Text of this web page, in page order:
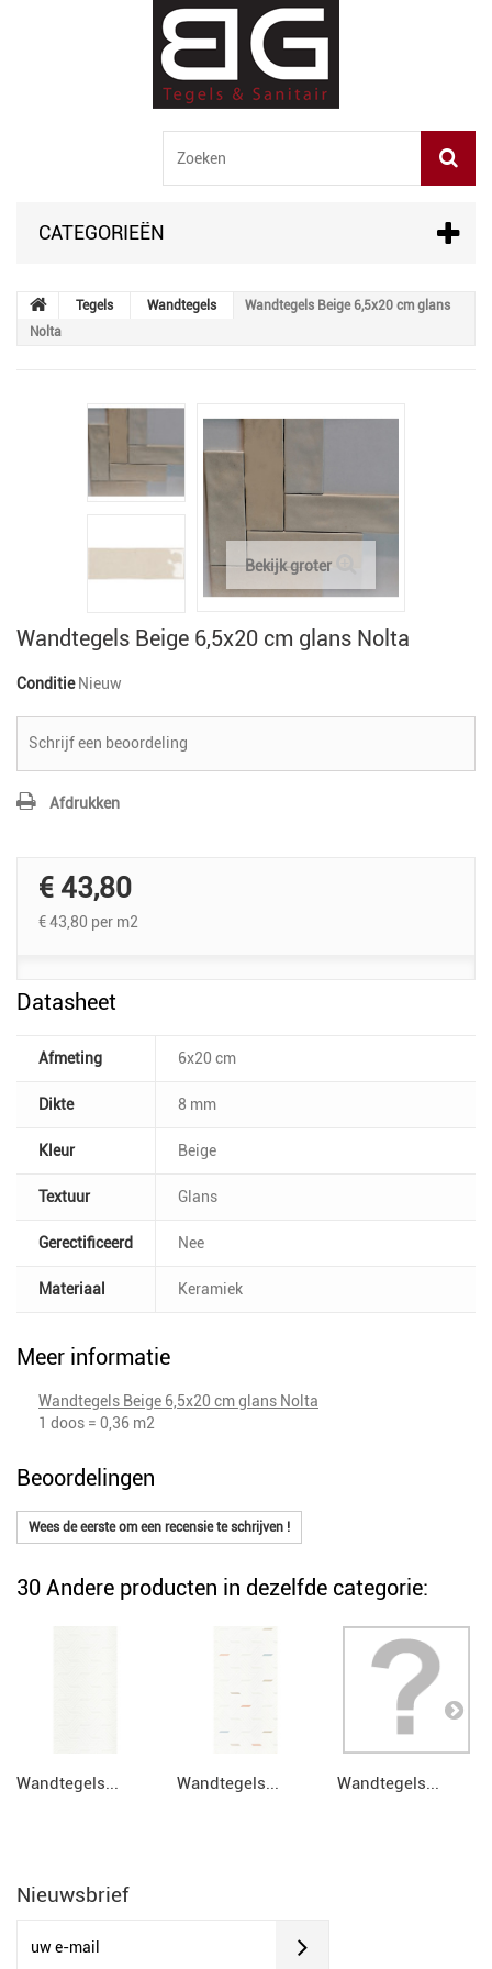
CATEGORIEËN
Tegels Wandtegels
Wandtegels Beige 6,5x20 cm glans
Nolta
Bekijk groter
Wandtegels Beige 6,5x20 cm glans Nolta
Conditie Nieuw
Schrijf een beoordeling
Afdrukken
€ 43,80
€ 43,80 per m2
Datasheet
Afmeting 6x20 cm
Dikte 8 mm
Kleur Beige
Textuur Glans
Gerectificeerd Nee
Materiaal Keramiek
Meer informatie
Wandtegels Beige 6,5x20 cm glans Nolta
1 doos = 0,36 m2
Beoordelingen
Wees de eerste om een recensie te schrijven !
30 Andere producten in dezelfde categorie:
Wandtegels... Wandtegels... Wandtegels...
Nieuwsbrief